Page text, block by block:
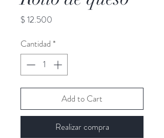
$ 12.500
Cantidad *
Add to Cart
Realizar compra